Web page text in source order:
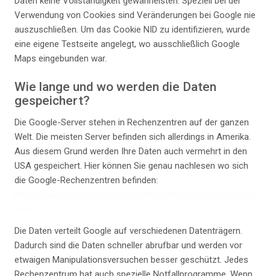
Verwendung von Cookies sind Veränderungen bei Google nie
auszuschließen. Um das Cookie NID zu identifizieren, wurde
eine eigene Testseite angelegt, wo ausschließlich Google
Maps eingebunden war.
Wie lange und wo werden die Daten
gespeichert?
Die Google-Server stehen in Rechenzentren auf der ganzen
Welt. Die meisten Server befinden sich allerdings in Amerika.
Aus diesem Grund werden Ihre Daten auch vermehrt in den
USA gespeichert. Hier können Sie genau nachlesen wo sich
die Google-Rechenzentren befinden:
Die Daten verteilt Google auf verschiedenen Datenträgern.
Dadurch sind die Daten schneller abrufbar und werden vor
etwaigen Manipulationsversuchen besser geschützt. Jedes